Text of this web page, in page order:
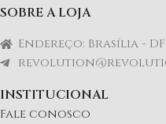
SOBRE A LOJA
Endereço: Brasília - DF
INSTITUCIONAL
Fale conosco